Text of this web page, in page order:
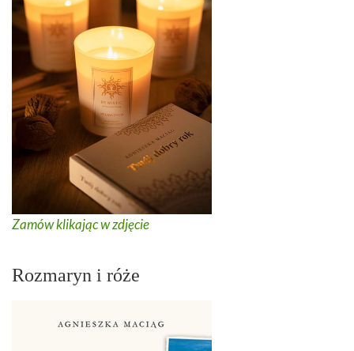
Zamów klikając w zdjęcie
Rozmaryn i róże